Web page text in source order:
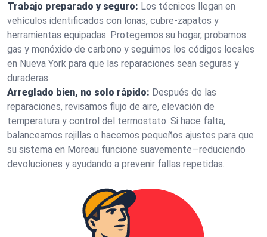
Trabajo preparado y seguro: Los técnicos llegan en
vehículos identificados con lonas, cubre-zapatos y
herramientas equipadas. Protegemos su hogar, probamos
gas y monóxido de carbono y seguimos los códigos locales
en Nueva York para que las reparaciones sean seguras y
duraderas.
Arreglado bien, no solo rápido: Después de las
reparaciones, revisamos flujo de aire, elevación de
temperatura y control del termostato. Si hace falta,
balanceamos rejillas o hacemos pequeños ajustes para que
su sistema en Moreau funcione suavemente—reduciendo
devoluciones y ayudando a prevenir fallas repetidas.